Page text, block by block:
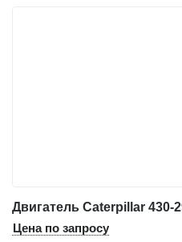
Цена по запросу